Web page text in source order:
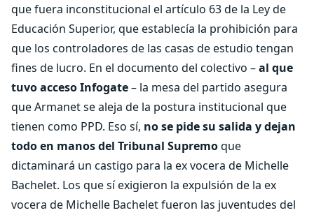
que fuera inconstitucional el artículo 63 de la Ley de
Educación Superior, que establecía la prohibición para
que los controladores de las casas de estudio tengan
fines de lucro. En el documento del colectivo –al que
tuvo acceso Infogate– la mesa del partido asegura
que Armanet se aleja de la postura institucional que
tienen como PPD. Eso sí, no se pide su salida y dejan
todo en manos del Tribunal Supremoque
dictaminará un castigo para la ex vocera de Michelle
Bachelet. Los que sí exigieron la expulsión de la ex
vocera de Michelle Bachelet fueron las juventudes del